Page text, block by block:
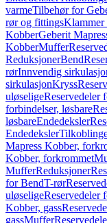
varmeTilbehør for
rør og fittingsKlammer
KobberGeberit
KobberMuffer
ReduksjonerBend
rørInnvendig
sirkulasjonKryss
uløseligeReservedeler
forbindelser, løsbare
løsbareEndedeksler
Endedeksler
Mapress Kobber,
Kobber, forkrommet
MufferReduksjoner
for BendT-rør
uløseligeReservedeler
Kobber, gass
gassMuffer